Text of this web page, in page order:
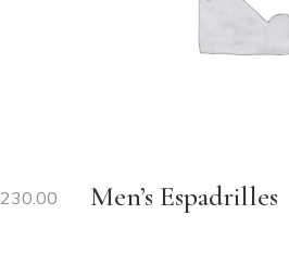
230.00 Men’s Espadrilles